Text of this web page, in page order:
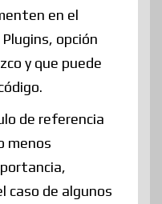
en el
opción
y que puede
de referencia
menos
caso de algunos